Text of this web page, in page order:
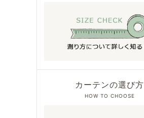
カーテンの選び方
HOW TO CHOOSE